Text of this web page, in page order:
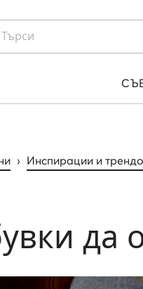
Търси
› Инспирации и
да